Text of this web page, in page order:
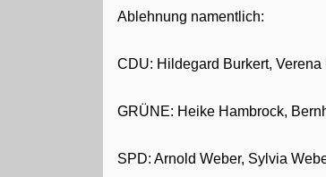
Ablehnung namentlich:
CDU: Hildegard Burkert,
GRÜNE: Heike Hambrock,
SPD: Arnold Weber, Sylvia